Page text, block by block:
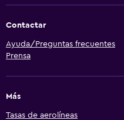
Contactar
Ayuda/Preguntas frecuentes
Prensa
Más
Tasas de aerolíneas